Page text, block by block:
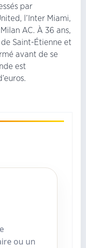
par
l’Inter Miami,
AC. À 36 ans,
Saint-Étienne et
avant de se
est
ou un